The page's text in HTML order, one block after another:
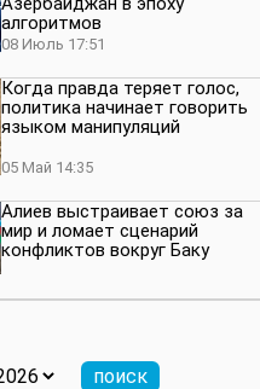
алгоритмов
08 Июль 17:51
Когда правда теряет голос,
политика начинает говорить
языком манипуляций
05 Май 14:35
Алиев выстраивает союз за
мир и ломает сценарий
конфликтов вокруг Баку
значимость региона